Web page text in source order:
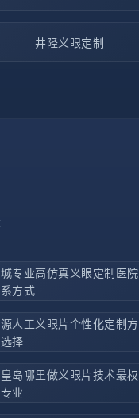
井陉义眼定制
专业高仿真义眼定制医院
方式
人工义眼片个性化定制方
择
岛哪里做义眼片技术最权
业